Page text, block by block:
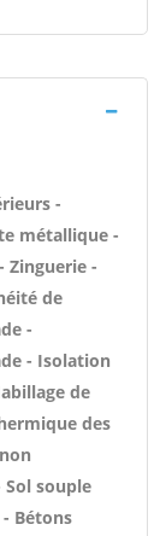
-
métallique -
Zinguerie -
de
-
- Isolation
de
des
souple
Bétons